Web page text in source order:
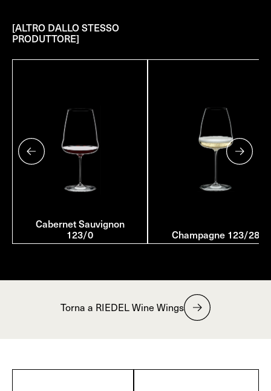
[ALTRO DALLO STESSO
PRODUTTORE]
Cabernet Sauvignon
123/0 Champagne 123/28
Torna a RIEDEL Wine Wings